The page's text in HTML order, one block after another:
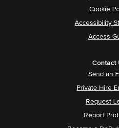
Cookie
Accessibility
Access
Contact
Send an
Private Hire
Request
Report